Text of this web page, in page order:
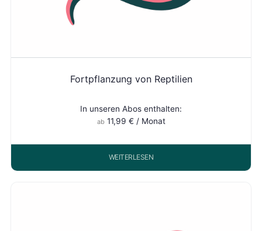
Fortpflanzung von Reptilien
In unseren Abos enthalten:
ab 11,99 € / Monat
WEITERLESEN